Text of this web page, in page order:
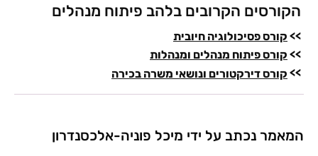
הקורסים הקרובים בלהב פיתוח מנהלים
>> קורס פסיכולוגיה חיובית
>> קורס פיתוח מנהלים ומנהלות
>> קורס דירקטורים ונושאי משרה בכירה
המאמר נכתב על ידי מיכל פוניה-אלכסנדרון